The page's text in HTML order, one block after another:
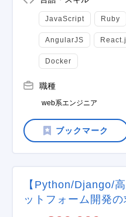
JavaScript Ruby
AngularJS
Docker
職種
web系エンジニア
【Python/Django/
ットフォーム開発